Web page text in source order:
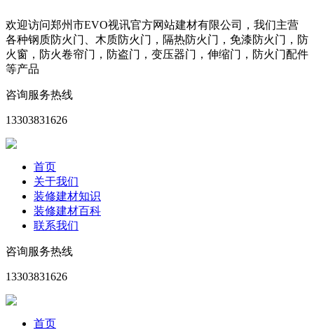
欢迎访问郑州市EVO视讯官方网站建材有限公司，我们主营
各种钢质防火门、木质防火门，隔热防火门，免漆防火门，防
火窗，防火卷帘门，防盗门，变压器门，伸缩门，防火门配件
等产品
咨询服务热线
13303831626
首页
关于我们
装修建材知识
装修建材百科
联系我们
咨询服务热线
13303831626
首页